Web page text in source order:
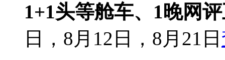
1+1头等舱车、1晚网
日，8月12日，8月21日